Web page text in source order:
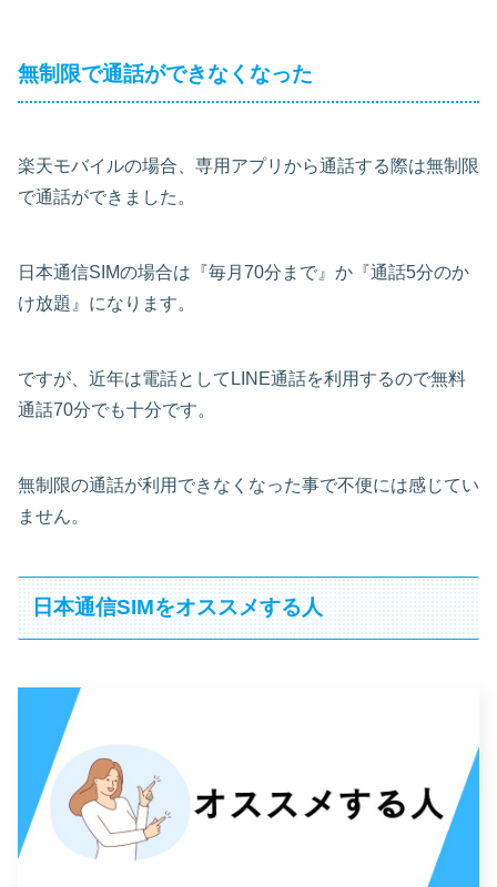
無制限で通話ができなくなった
楽天モバイルの場合、専用アプリから通話する際は無制限
で通話ができました。
日本通信SIMの場合は『毎月70分まで』か『通話5分のか
け放題』になります。
ですが、近年は電話としてLINE通話を利用するので無料
通話70分でも十分です。
無制限の通話が利用できなくなった事で不便には感じてい
ません。
日本通信SIMをオススメする人